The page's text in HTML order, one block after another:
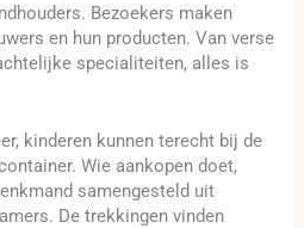
Bezoekers maken
en hun producten. Van verse
specialiteiten, alles is
kinderen kunnen terecht bij de
Wie aankopen doet,
samengesteld uit
De trekkingen vinden